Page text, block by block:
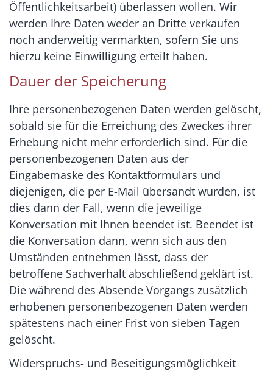
Öffentlichkeitsarbeit) überlassen wollen. Wir
werden Ihre Daten weder an Dritte verkaufen
noch anderweitig vermarkten, sofern Sie uns
hierzu keine Einwilligung erteilt haben.
Dauer der Speicherung
Ihre personenbezogenen Daten werden gelöscht,
sobald sie für die Erreichung des Zweckes ihrer
Erhebung nicht mehr erforderlich sind. Für die
personenbezogenen Daten aus der
Eingabemaske des Kontaktformulars und
diejenigen, die per E-Mail übersandt wurden, ist
dies dann der Fall, wenn die jeweilige
Konversation mit Ihnen beendet ist. Beendet ist
die Konversation dann, wenn sich aus den
Umständen entnehmen lässt, dass der
betroffene Sachverhalt abschließend geklärt ist.
Die während des Absende Vorgangs zusätzlich
erhobenen personenbezogenen Daten werden
spätestens nach einer Frist von sieben Tagen
gelöscht.
Widerspruchs- und Beseitigungsmöglichkeit